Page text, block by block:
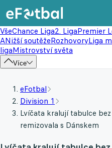
VšeChance Liga2. LigaPremier
ANižší soutěžeRozhovoryLiga
ligaMistrovství světa
Více
eFotbal
Division 1
Lvíčata kralují tabulce
remizovala s Dánskem